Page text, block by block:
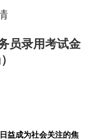
员录用考试金
益成为社会关注的焦